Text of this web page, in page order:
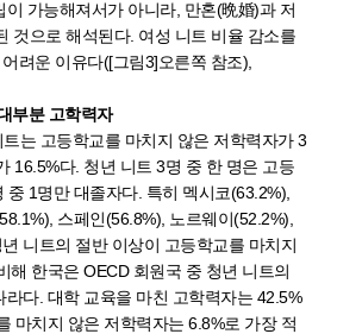
가능해져서가 아니라, 만혼(晩婚)과 저
것으로 해석된다. 여성 니트 비율 감소를
려운 이유다([그림3]오른쪽 참조),
부분 고학력자
는 고등학교를 마치지 않은 저학력자가 3
16.5%다. 청년 니트 3명 중 한 명은 고등
1명만 대졸자다. 특히 멕시코(63.2%),
스페인(56.8%), 노르웨이(52.2%),
니트의 절반 이상이 고등학교를 마치지
해 한국은 OECD 회원국 중 청년 니트의
다. 대학 교육을 마친 고학력자는 42.5%
마치지 않은 저학력자는 6.8%로 가장 적